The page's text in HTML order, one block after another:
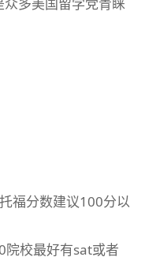
福分数建议100分以
院校最好有sat或者